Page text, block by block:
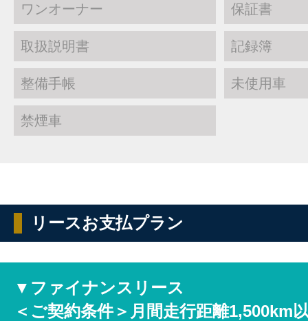
ワンオーナー 保証書
取扱説明書 記録簿
整備手帳 未使用車
禁煙車
リースお支払プラン
▼ファイナンスリース
＜ご契約条件＞月間走行距離1,500km